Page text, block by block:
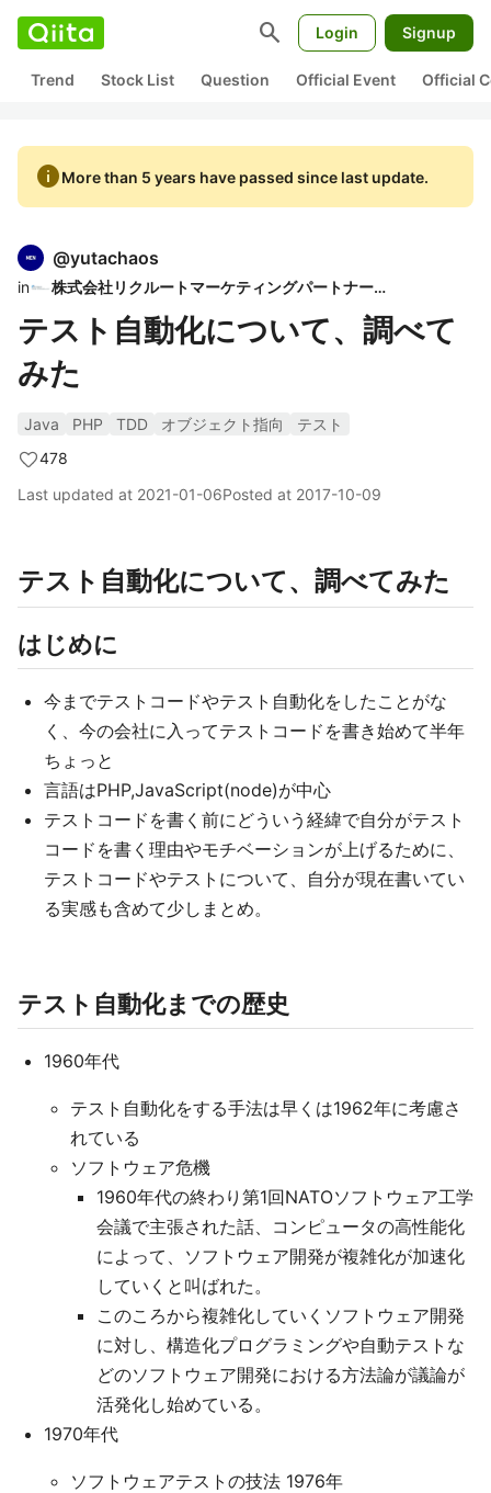
search Login Signup
Trend Stock List Question Official Event Official
infoMore than 5 years have passed since last update.
@yutachaos
in 株式会社リクルートマーケティングパートナーズ
テスト自動化について、調べて
みた
Java PHP TDD オブジェクト指向
テスト
478
Last updated at 2021-01-06Posted at 2017-10-09
テスト自動化について、調べてみた
はじめに
今までテストコードやテスト自動化をしたことがな
く、今の会社に入ってテストコードを書き始めて半年
ちょっと
言語はPHP,JavaScript(node)が中心
テストコードを書く前にどういう経緯で自分がテスト
コードを書く理由やモチベーションが上げるために、
テストコードやテストについて、自分が現在書いてい
る実感も含めて少しまとめ。
テスト自動化までの歴史
1960年代
テスト自動化をする手法は早くは1962年に考慮さ
れている
ソフトウェア危機
1960年代の終わり第1回NATOソフトウェア工学
会議で主張された話、コンピュータの高性能化
によって、ソフトウェア開発が複雑化が加速化
していくと叫ばれた。
このころから複雑化していくソフトウェア開発
に対し、構造化プログラミングや自動テストな
どのソフトウェア開発における方法論が議論が
活発化し始めている。
1970年代
ソフトウェアテストの技法 1976年